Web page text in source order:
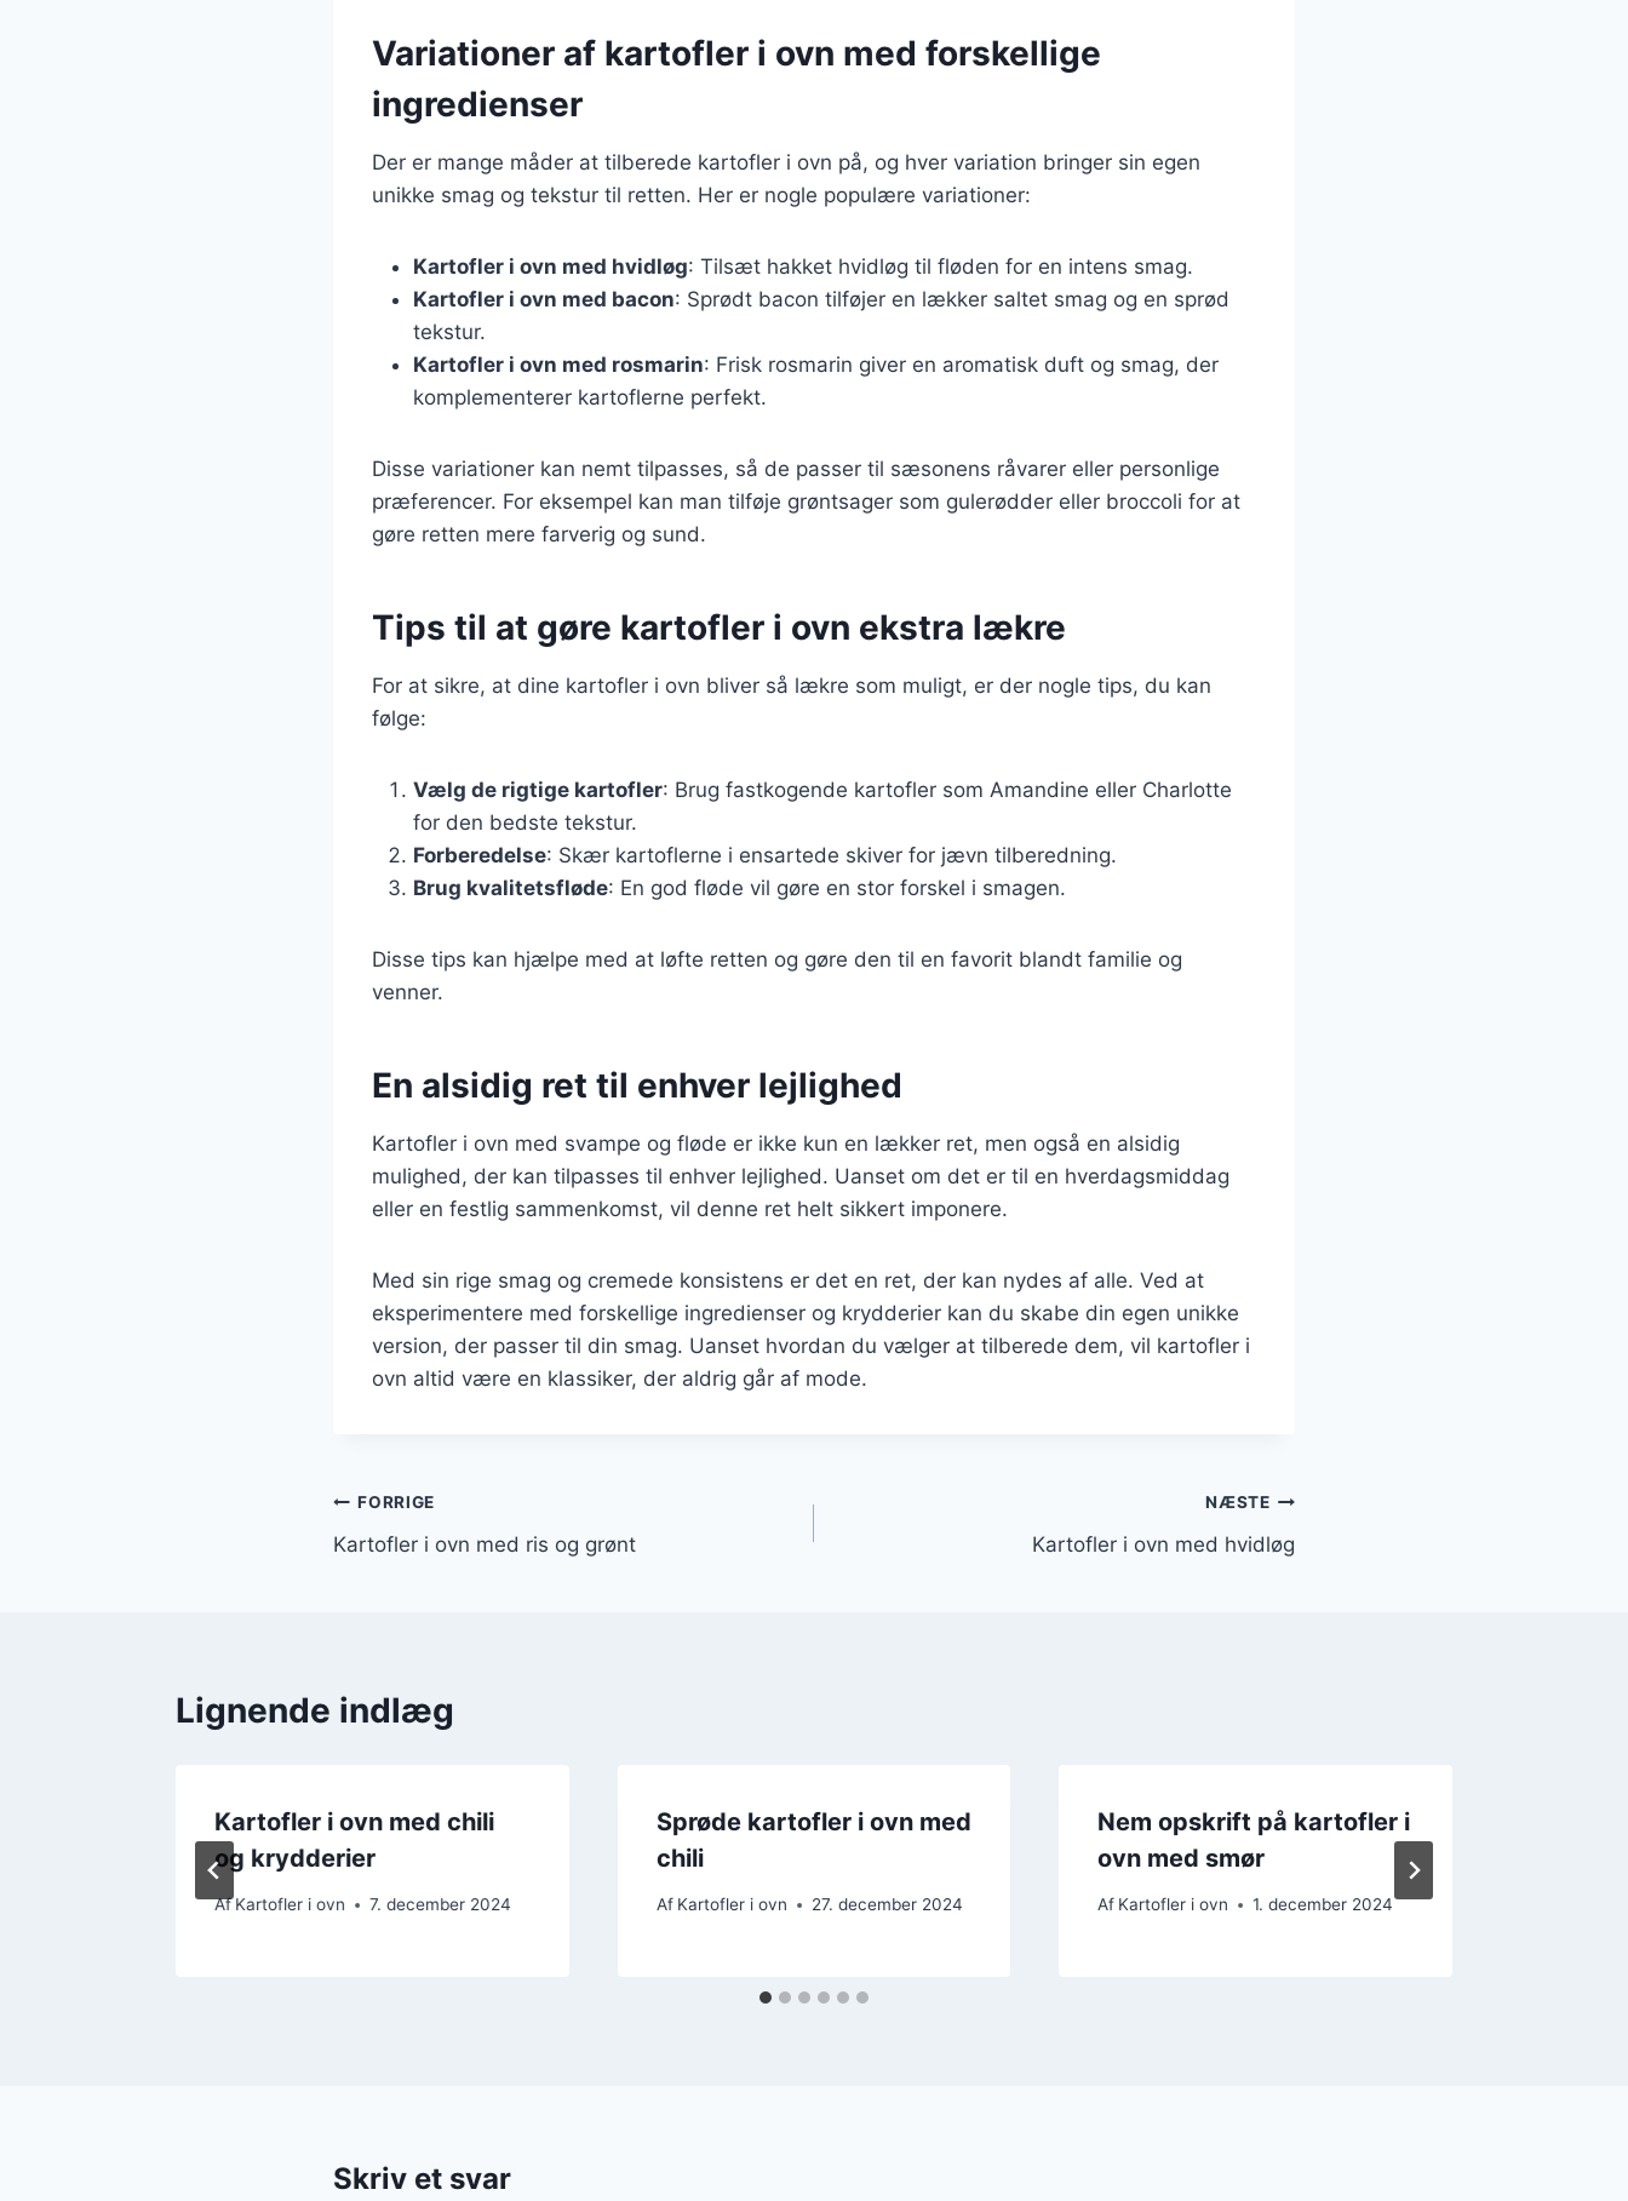
Variationer af kartofler i ovn med forskellige
ingredienser
Der er mange måder at tilberede kartofler i ovn på, og hver variation bringer sin egen
unikke smag og tekstur til retten. Her er nogle populære variationer:
Kartofler i ovn med hvidløg: Tilsæt hakket hvidløg til fløden for en intens smag.
Kartofler i ovn med bacon: Sprødt bacon tilføjer en lækker saltet smag og en sprød
tekstur.
Kartofler i ovn med rosmarin: Frisk rosmarin giver en aromatisk duft og smag, der
komplementerer kartoflerne perfekt.
Disse variationer kan nemt tilpasses, så de passer til sæsonens råvarer eller personlige
præferencer. For eksempel kan man tilføje grøntsager som gulerødder eller broccoli for at
gøre retten mere farverig og sund.
Tips til at gøre kartofler i ovn ekstra lækre
For at sikre, at dine kartofler i ovn bliver så lækre som muligt, er der nogle tips, du kan
følge:
Vælg de rigtige kartofler: Brug fastkogende kartofler som Amandine eller Charlotte
for den bedste tekstur.
Forberedelse: Skær kartoflerne i ensartede skiver for jævn tilberedning.
Brug kvalitetsfløde: En god fløde vil gøre en stor forskel i smagen.
Disse tips kan hjælpe med at løfte retten og gøre den til en favorit blandt familie og
venner.
En alsidig ret til enhver lejlighed
Kartofler i ovn med svampe og fløde er ikke kun en lækker ret, men også en alsidig
mulighed, der kan tilpasses til enhver lejlighed. Uanset om det er til en hverdagsmiddag
eller en festlig sammenkomst, vil denne ret helt sikkert imponere.
Med sin rige smag og cremede konsistens er det en ret, der kan nydes af alle. Ved at
eksperimentere med forskellige ingredienser og krydderier kan du skabe din egen unikke
version, der passer til din smag. Uanset hvordan du vælger at tilberede dem, vil kartofler i
ovn altid være en klassiker, der aldrig går af mode.
Indlægsnavigation
FORRIGE
Kartofler i ovn med ris og grønt
NÆSTE
Kartofler i ovn med hvidløg
Lignende indlæg
Kartofler i ovn med chili
og krydderier
Af Kartofler i ovn 7. december 2024
Sprøde kartofler i ovn med
chili
Af Kartofler i ovn 27. december 2024
Nem opskrift på kartofler i
ovn med smør
Af Kartofler i ovn 1. december 2024
Skriv et svar